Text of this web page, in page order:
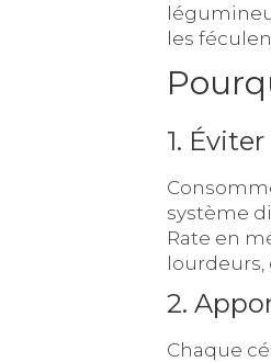
les
1.
système
Rate en
lourdeurs,
2.
Chaque